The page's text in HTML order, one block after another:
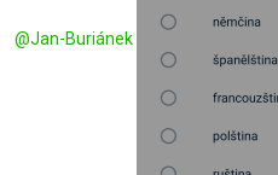
@Jan-Buriánek